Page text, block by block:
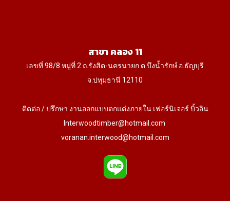
สาขา คลอง 11
เลขที่ 98/8 หมู่ที่ 2 ถ.รังสิต-นครนายก ต.บึงน้ำรักษ์ อ.ธัญบุรี
จ.ปทุมธานี 12110
ติดต่อ / ปรึกษา งานออกแบบตกแต่งภายใน เฟอร์นิเจอร์ บิ้วอิน
Interwoodtimber@hotmail.com
voranan.interwood@hotmail.com